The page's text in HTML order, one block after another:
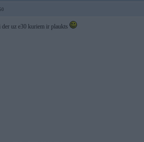
uz e30 kuriem ir plaukts